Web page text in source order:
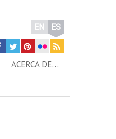
EN ES
ACERCA DE…